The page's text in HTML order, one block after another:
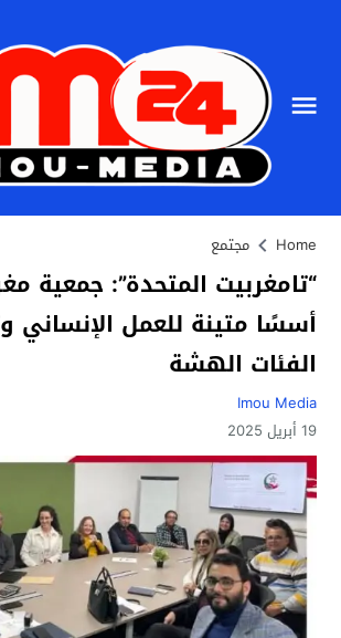
Home مجتمع
“تامغربيت المتحدة”: جمعية
أسسًا متينة للعمل الإنساني
الفئات الهشة
Imou Media
19 أبريل 2025